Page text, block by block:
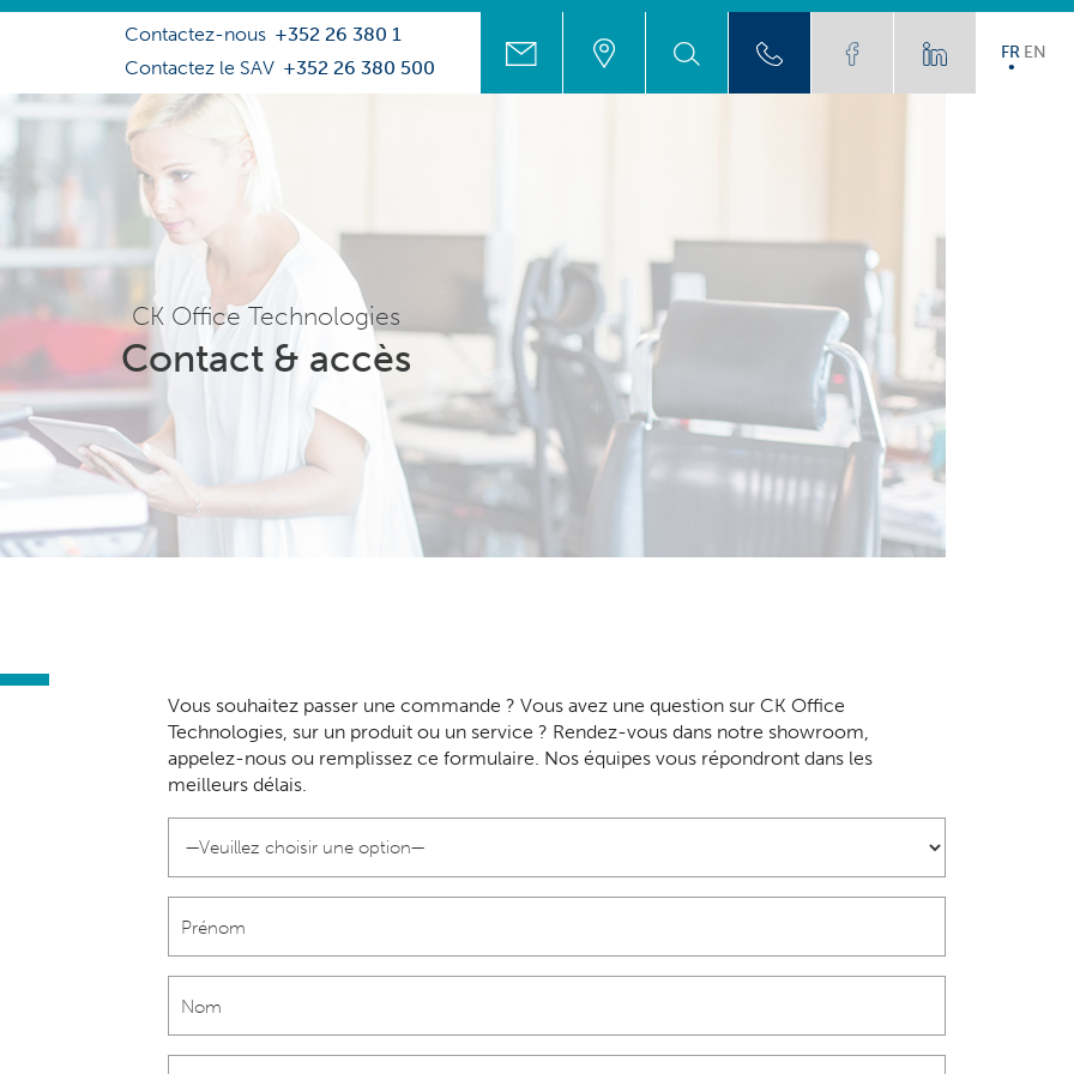
Contactez-nous +352 26 380 1
Contactez le SAV +352 26 380 500
FR EN
CK Office Technologies
Contact & accès
Vous souhaitez passer une commande ? Vous avez une question sur CK Office
Technologies, sur un produit ou un service ? Rendez-vous dans notre showroom,
appelez-nous ou remplissez ce formulaire. Nos équipes vous répondront dans les
meilleurs délais.